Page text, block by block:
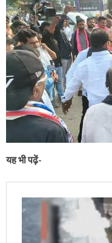
यह भी पढ़ें-